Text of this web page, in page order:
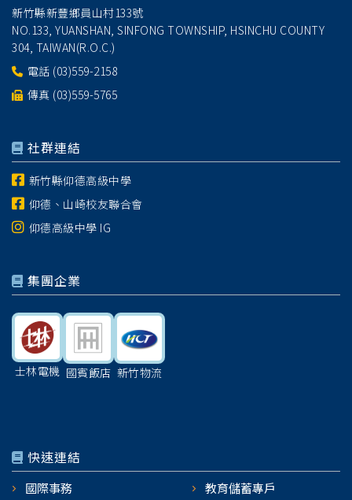
新竹縣新豐鄉員山村133號
NO.133, YUANSHAN, SINFONG TOWNSHIP, HSINCHU COUNTY
304, TAIWAN(R.O.C.)
電話 (03)559-2158
傳真 (03)559-5765
社群連結
新竹縣仰德高級中學
仰德、山崎校友聯合會
仰德高級中學 IG
集團企業
士林電機 國賓飯店 新竹物流
快速連結
國際事務 教育儲蓄專戶